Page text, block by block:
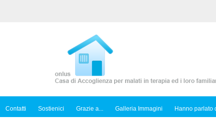
Contatti Sostienici Grazie a... Galleria Immagini Hanno parlato